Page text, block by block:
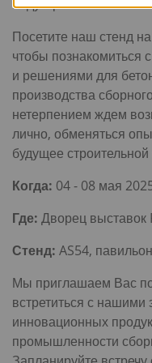
индустрии.
Посетите наш стенд
чтобы
и решениями для
производства
нетерпением ждем
лично, обменяться
будущее строительной
Когда: 04 - 08 мая
Где: Дворец
Стенд: AS54,
Мы приглашаем Вас
встретиться с нашими
инновационных
промышленности